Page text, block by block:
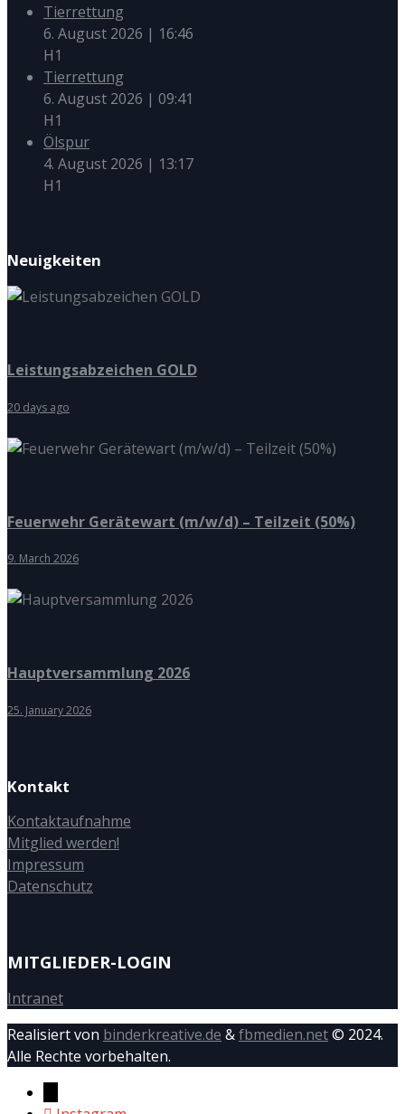
Tierrettung
6. August 2026 | 16:46
H1
Tierrettung
6. August 2026 | 09:41
H1
Ölspur
4. August 2026 | 13:17
H1
Neuigkeiten
Leistungsabzeichen GOLD
20 days ago
Feuerwehr Gerätewart (m/w/d) – Teilzeit (50%)
9. March 2026
Hauptversammlung 2026
25. January 2026
Kontakt
Kontaktaufnahme
Mitglied werden!
Impressum
Datenschutz
MITGLIEDER-LOGIN
Intranet
Realisiert von binderkreative.de &fbmedien.net© 2024.
Alle Rechte vorbehalten.